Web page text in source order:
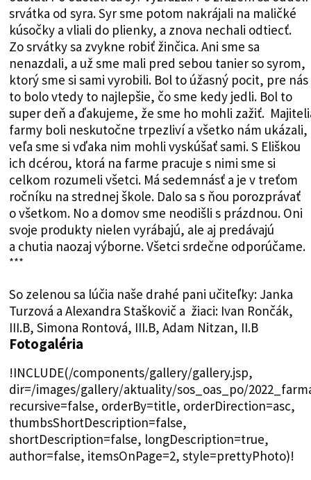
srvátka od syra. Syr sme potom nakrájali na maličké
kúsočky a vliali do plienky, a znova nechali odtiecť.
Zo srvátky sa zvykne robiť žinčica. Ani sme sa
nenazdali, a už sme mali pred sebou tanier so syrom,
ktorý sme si sami vyrobili. Bol to úžasný pocit, pre nás
to bolo vtedy to najlepšie, čo sme kedy jedli. Bol to
super deň a ďakujeme, že sme ho mohli zažiť.
farmy boli neskutočne trpezliví a všetko nám ukázali,
veľa sme si vďaka nim mohli vyskúšať sami. S Eliškou
ich dcérou, ktorá na farme pracuje s nimi sme si
celkom rozumeli všetci. Má sedemnásť a je v treťom
ročníku na strednej škole. Dalo sa s ňou porozprávať
o všetkom. No a domov sme neodišli s prázdnou. Oni
svoje produkty nielen vyrábajú, ale aj predávajú
a chutia naozaj výborne. Všetci srdečne odporúčame.
***
So zelenou sa lúčia naše drahé pani učiteľky: Janka
Turzová a Alexandra Staškovič a žiaci: Ivan Rončák,
III.B, Simona Rontová, III.B, Adam Nitzan, II.B
Fotogaléria
!INCLUDE(/components/gallery/gallery.jsp,
dir=/images/gallery/aktuality/sos_oas_po/
recursive=false, orderBy=title, orderDirection=asc,
thumbsShortDescription=false,
shortDescription=false, longDescription=true,
author=false, itemsOnPage=2, style=prettyPhoto)!